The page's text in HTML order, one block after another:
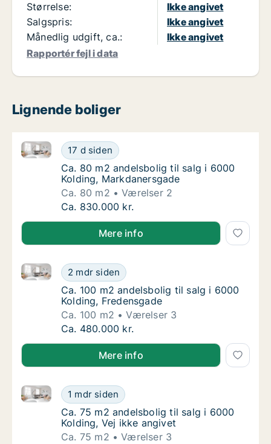
Størrelse:
Ikke angivet
Salgspris:
Ikke angivet
Månedlig udgift, ca.:
Ikke angivet
Rapportér fejl i data
Lignende boliger
Ca. 80 m2 andelsbolig til salg i 6000
17 d siden
Ca. 80 m2 andelsbolig til salg i 6000 Kolding,
Ca. 80 m2 andelsbolig til salg i 6000
Ca. 80 m2 andelsbolig til salg i 6000
Kolding, Markdanersgade
Ca. 80 m2
Værelser 2
Ca. 80 m2 andelsbolig til salg i 6000
Ca. 830.000 kr.
Mere info
Ca. 100 m2 andelsbolig til salg i 6000
2 mdr siden
Ca. 100 m2 andelsbolig til salg i 6000 Kolding,
Ca. 100 m2 andelsbolig til salg i 6000
Ca. 100 m2 andelsbolig til salg i 6000
Kolding, Fredensgade
Ca. 100 m2
Værelser 3
Ca. 100 m2 andelsbolig til salg i 6000
Ca. 480.000 kr.
Mere info
Ca. 75 m2 andelsbolig til salg i 6000
1 mdr siden
Ca. 75 m2 andelsbolig til salg i 6000 Kolding, Vej
Ca. 75 m2 andelsbolig til salg i 6000
Ca. 75 m2 andelsbolig til salg i 6000
Kolding, Vej ikke angivet
Ca. 75 m2
Værelser 3